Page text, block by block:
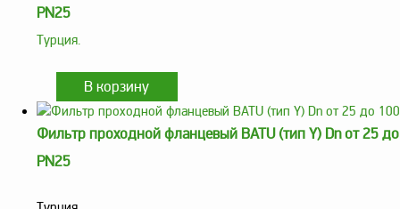
PN25
Турция.
Фильтр проходной фланцевый BATU (тип Y) Dn от 25
PN25